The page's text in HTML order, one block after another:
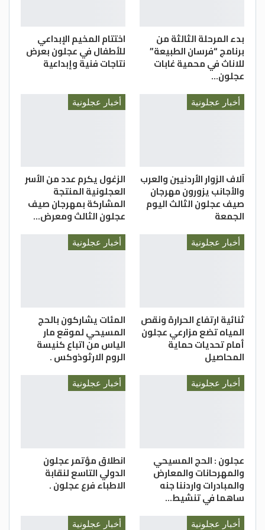
الدستور _ علي القضاة
بدء المرحلة الثالثة من
برنامج “فرسان الطبيعة”
للاناث في محمية غابات
عجلون…
اختتام المخيم الإبداعي
للأطفال في عجلون بعرض
نتاجات فنية وإبداعية
أخبار عجلونية
آلاف الزوار الأردنيين والعرب
والأجانب يزورون مهرجان
صيف عجلون الثالث اليوم
الجمعة
أخبار عجلونية
الزغول يكرم عدد من الأسر
العجلونية المنتجة
المشاركة بمهرجان صيف
عجلون الثالث ومعرض…
أخبار عجلونية
ثنائية ارتفاع الحرارة ونقص
المياه تضع مزارعي عجلون
أمام تحديات حماية
المحاصيل
أخبار عجلونية
المئات يشاركون بالحج
المسيحي لموقع مار
الياس من اتباع كنيسة
الروم الارثوذوكس .
أخبار عجلونية
عجلون : الحج المسيحي
والمهرحانات والمعارض
والمبادرات واردننا جنه
ساهما في تنشيط…
أخبار عجلونية
انطلاق مؤتمر عجلون
الدولي التاسع لنقابة
الاطباء فرع عجلون .
أخبار عجلونية أخبار عجلونية